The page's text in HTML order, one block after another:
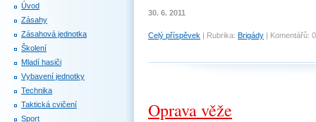
30. 6. 2011
Celý příspěvek | Rubrika: Brigády | Komentářů: 0
Oprava věže
Úvod
Zásahy
Zásahová jednotka
Školení
Mladí hasiči
Vybavení jednotky
Technika
Taktická cvičení
Sport